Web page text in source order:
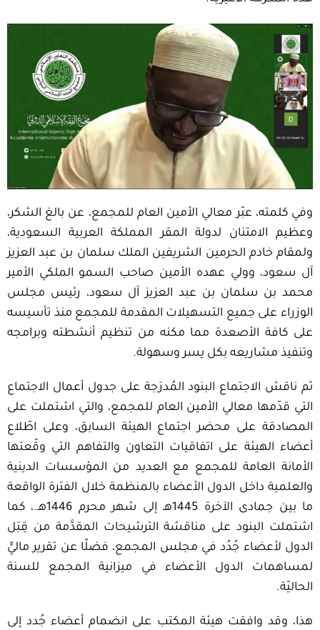
وفي كلمته، عبّر معالي الأمين العام للمجمع، عن بالغ الشكر،
وعظيم الامتنان لدولة المقر المملكة العربية السعودية،
ولمقام خادم الحرمين الشريفين الملك سلمان بن عبد العزيز
آل سعود، وولي عهده الأمين صاحب السمو الملكي الأمير
محمد بن سلمان بن عبد العزيز آل سعود، رئيس مجلس
الوزراء على جميع التسهيلات المقدمة للمجمع منذ تأسيسه
على كافة الأصعدة مما مكنه من تنظيم أنشطته وبرامجه
وتنفيذ مشاريعه بكل يسر وسهولة.
ثم ناقش الاجتماع البنود المُدرَجة على جدول أعمال الاجتماع
التي قدّمها معالي الأمين العام للمجمع، والتي اشتملت على
المصادقة على محضر اجتماع الهيئة السابق، وعلى اطّلاع
أعضاء الهيئة على اتفاقيات التعاون والتفاهم التي وقّعتها
الأمانة العامة للمجمع مع العديد من المؤسسات الدينية
والعلمية داخل الدول الأعضاء بالمنظمة خلال الفترة الواقعة
ما بين جمادى الآخرة 1445هـ إلى شهر محرم 1446هـ.، كما
اشتملت البنود على مناقشة الترشيحات المقدَّمة من قِبَل
الدول لأعضاء جُدُد في مجلس المجمع، فضلًا عن تقرير ماليٍّ
لمساهمات الدول الأعضاء في ميزانية المجمع للسنة
الحاليّة.
هذا، وقد وافقت هيئة المكتب على انضمام أعضاء جُدد إلى